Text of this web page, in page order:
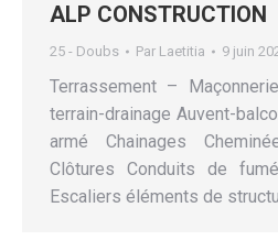
ALP CONSTRUCTION
25 - Doubs Par Laetitia 9 juin
Terrassement –
terrain-drainage Auvent-
armé Chainages
Clôtures Conduits de
Escaliers éléments de